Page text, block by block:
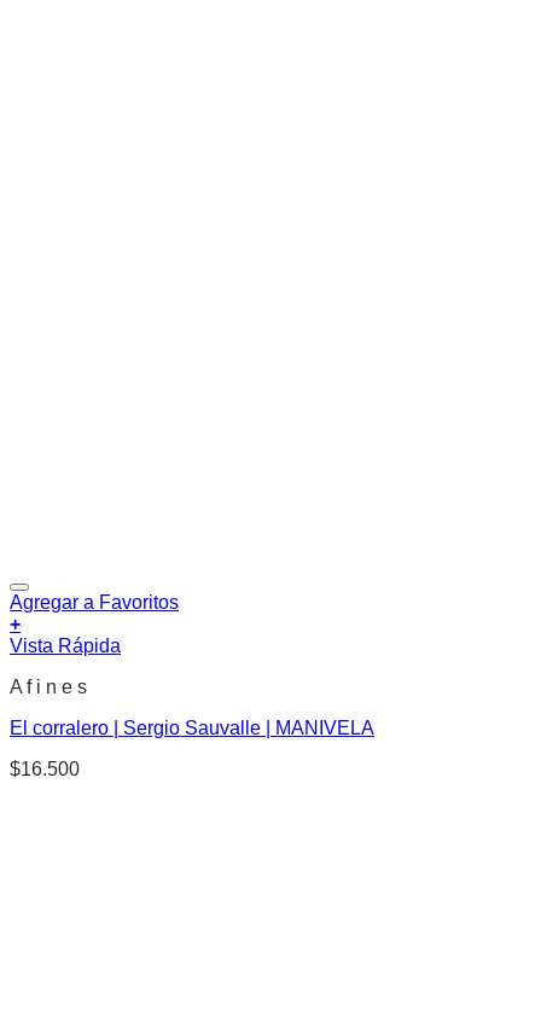
Agregar a Favoritos
+
Vista Rápida
A f i n e s
El corralero | Sergio Sauvalle | MANIVELA
$16.500